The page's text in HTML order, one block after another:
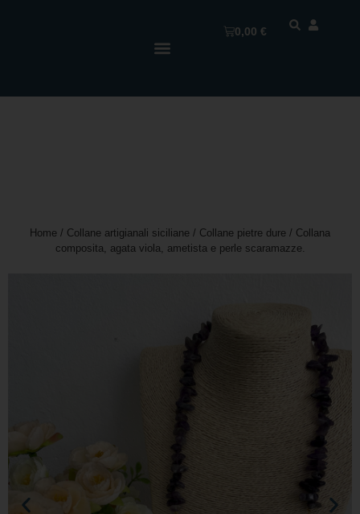
0,00€
Home / Collane artigianali siciliane / Collane pietre dure / Collana
composita, agata viola, ametista e perle scaramazze.